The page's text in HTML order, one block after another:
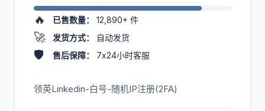
🔥 已售数量： 12,890+ 件
🚀 发货方式： 自动发货
🛡️ 售后保障： 7x24小时客服
领英Linkedin-白号-随机IP注册(2FA)